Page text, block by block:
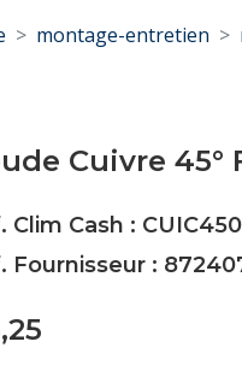
montage-entretien
Cuivre 45°
Clim Cash :
Fournisseur :